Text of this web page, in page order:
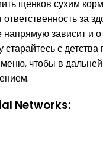
за
напрямую зависит и
с детства
чтобы в
Networks: